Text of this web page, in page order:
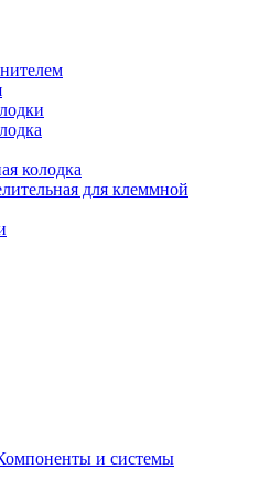
колодка
для клеммной
и системы